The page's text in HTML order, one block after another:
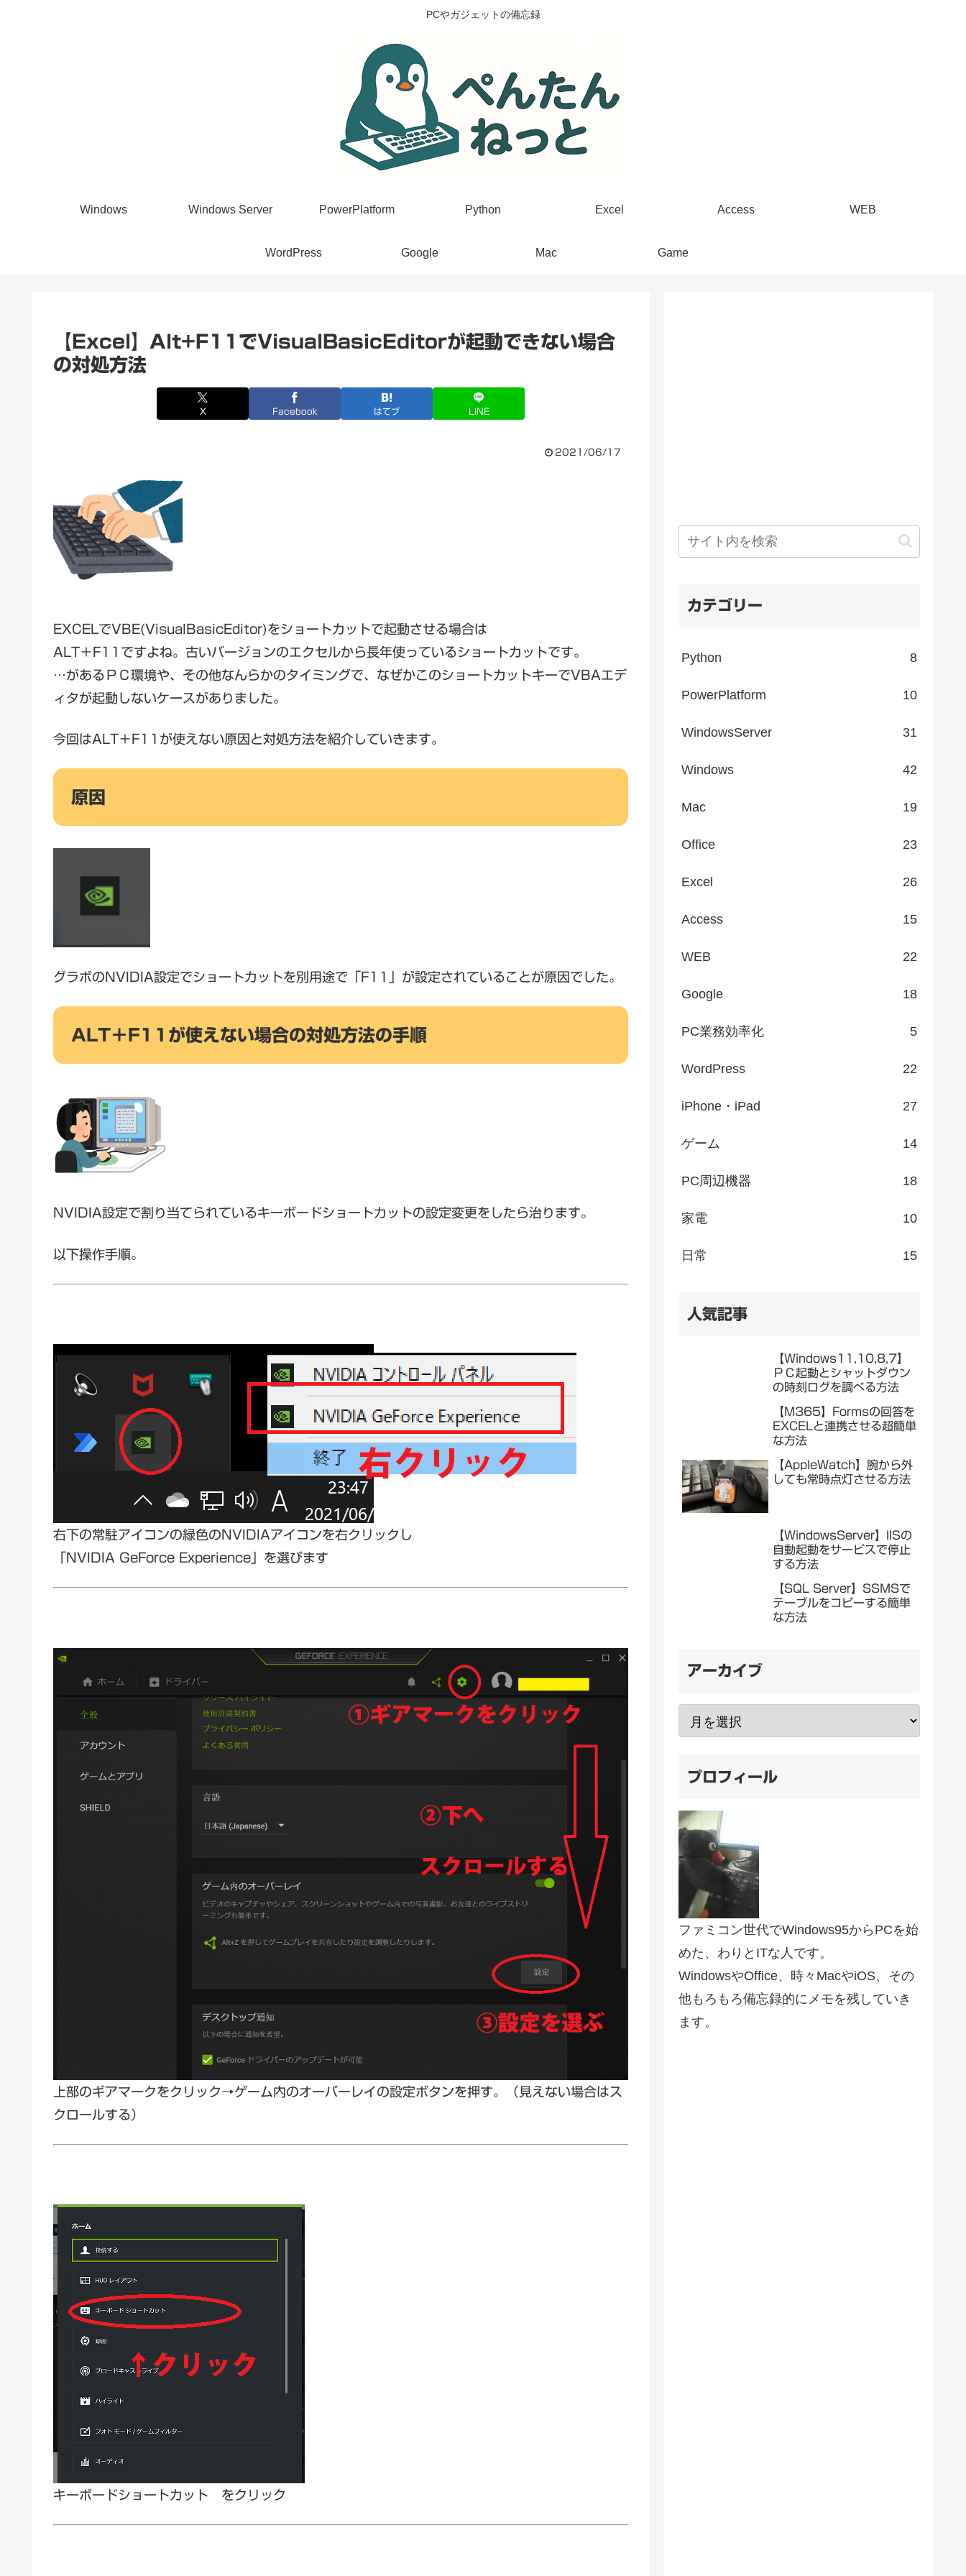
PCやガジェットの備忘録
Windows Windows Server PowerPlatform Python Excel Access WEB
WordPress Google Mac Game
【Excel】Alt+F11でVisualBasicEditorが起動できない場合
の対処方法
X Facebook はてブ LINE
2021/06/17
EXCELでVBE(VisualBasicEditor)をショートカットで起動させる場合は
ALT＋F11ですよね。古いバージョンのエクセルから長年使っているショートカットです。
…があるＰＣ環境や、その他なんらかのタイミングで、なぜかこのショートカットキーでVBAエデ
ィタが起動しないケースがありました。
今回はALT＋F11が使えない原因と対処方法を紹介していきます。
原因
グラボのNVIDIA設定でショートカットを別用途で「F11」が設定されていることが原因でした。
ALT＋F11が使えない場合の対処方法の手順
NVIDIA設定で割り当てられているキーボードショートカットの設定変更をしたら治ります。
以下操作手順。
右下の常駐アイコンの緑色のNVIDIAアイコンを右クリックし
「NVIDIA GeForce Experience」を選びます
上部のギアマークをクリック→ゲーム内のオーバーレイの設定ボタンを押す。（見えない場合はス
クロールする）
キーボードショートカット をクリック
カテゴリー
Python 8
PowerPlatform 10
WindowsServer 31
Windows 42
Mac 19
Office 23
Excel 26
Access 15
WEB 22
Google 18
PC業務効率化 5
WordPress 22
iPhone・iPad 27
ゲーム 14
PC周辺機器 18
家電 10
日常 15
人気記事
【Windows11,10,8,7】
ＰＣ起動とシャットダウン
の時刻ログを調べる方法
【M365】Formsの回答を
EXCELと連携させる超簡単
な方法
【AppleWatch】腕から外
しても常時点灯させる方法
【WindowsServer】IISの
自動起動をサービスで停止
する方法
【SQL Server】SSMSで
テーブルをコピーする簡単
な方法
アーカイブ
プロフィール
ファミコン世代でWindows95からPCを始
めた、わりとITな人です。
WindowsやOffice、時々MacやiOS、その
他もろもろ備忘録的にメモを残していき
ます。